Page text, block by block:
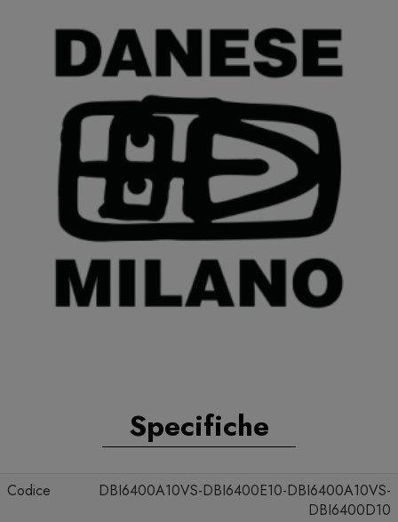
Specifiche
Codice
DBI6400A10VS-DBI6400E10-DBI6400A10VS-
DBI6400D10